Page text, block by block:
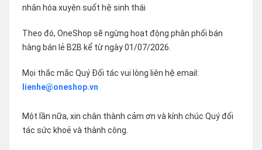
nhân hóa xuyên suốt hệ sinh thái
Theo đó, OneShop sẽ ngừng hoạt động phân phối bán
hàng bán lẻ B2B kể từ ngày 01/07/2026.
Mọi thắc mắc Quý Đối tác vui lòng liên hệ email:
lienhe@oneshop.vn
Một lần nữa, xin chân thành cảm ơn và kính chúc Quý đối
tác sức khoẻ và thành công.